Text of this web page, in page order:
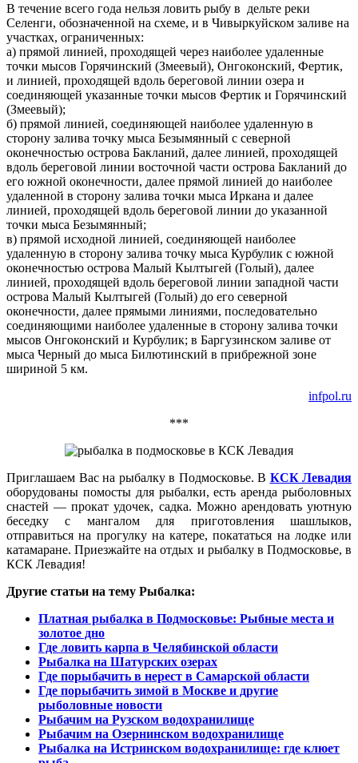
В течение всего года нельзя ловить рыбу в дельте реки
Селенги, обозначенной на схеме, и в Чивыркуйском заливе на
участках, ограниченных:
а) прямой линией, проходящей через наиболее удаленные
точки мысов Горячинский (Змеевый), Онгоконский, Фертик,
и линией, проходящей вдоль береговой линии озера и
соединяющей указанные точки мысов Фертик и Горячинский
(Змеевый);
б) прямой линией, соединяющей наиболее удаленную в
сторону залива точку мыса Безымянный с северной
оконечностью острова Бакланий, далее линией, проходящей
вдоль береговой линии восточной части острова Бакланий до
его южной оконечности, далее прямой линией до наиболее
удаленной в сторону залива точки мыса Иркана и далее
линией, проходящей вдоль береговой линии до указанной
точки мыса Безымянный;
в) прямой исходной линией, соединяющей наиболее
удаленную в сторону залива точку мыса Курбулик с южной
оконечностью острова Малый Кылтыгей (Голый), далее
линией, проходящей вдоль береговой линии западной части
острова Малый Кылтыгей (Голый) до его северной
оконечности, далее прямыми линиями, последовательно
соединяющими наиболее удаленные в сторону залива точки
мысов Онгоконский и Курбулик; в Баргузинском заливе от
мыса Черный до мыса Билютинский в прибрежной зоне
шириной 5 км.
infpol.ru
***
Приглашаем Вас на рыбалку в Подмосковье. В КСК Левадия
оборудованы помосты для рыбалки, есть аренда рыболовных
снастей — прокат удочек, садка. Можно арендовать уютную
беседку с мангалом для приготовления шашлыков,
отправиться на прогулку на катере, покататься на лодке или
катамаране. Приезжайте на отдых и рыбалку в Подмосковье, в
КСК Левадия!
Другие статьи на тему Рыбалка:
Платная рыбалка в Подмосковье: Рыбные места и
золотое дно
Где ловить карпа в Челябинской области
Рыбалка на Шатурских озерах
Где порыбачить в нерест в Самарской области
Где порыбачить зимой в Москве и другие
рыболовные новости
Рыбачим на Рузском водохранилище
Рыбачим на Озернинском водохранилище
Рыбалка на Истринском водохранилище: где клюет